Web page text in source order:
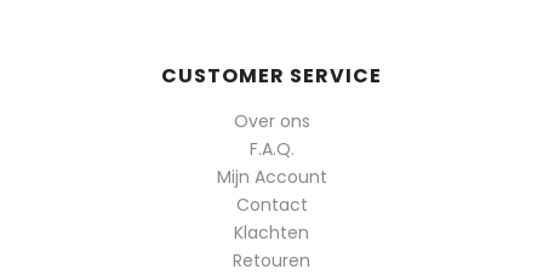
CUSTOMER SERVICE
Over ons
F.A.Q.
Mijn Account
Contact
Klachten
Retouren